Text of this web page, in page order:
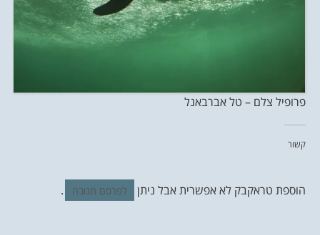
פרופיל צלם – טל אברבאנל
קשור
הוספת טראקבק לא אפשרית אבל ניתן לפרסם תגובה .